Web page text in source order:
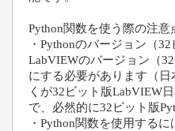
Python関数を使う際の注意
・Pythonのバージョン（
LabVIEWのバージョン（
にする必要があります（
くが32ビット版LabVIEW
で、必然的に32ビット版
・Python関数を使用する